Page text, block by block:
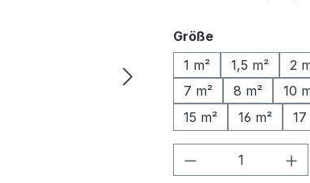
Größeauswählen
1 m²
1,5 m² 2
7 m²
8 m² 10
15 m²
16 m² 17
Produkt